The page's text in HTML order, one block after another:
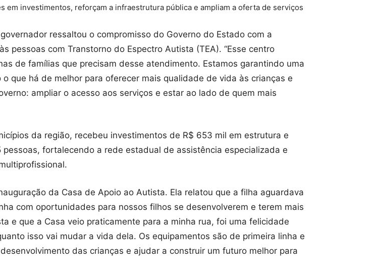
em investimentos, reforçam a infraestrutura pública e ampliam a oferta de serviços
ressaltou o compromisso do Governo do Estado com a
pessoas com Transtorno do Espectro Autista (TEA). “Esse centro
de famílias que precisam desse atendimento. Estamos garantindo uma
que há de melhor para oferecer mais qualidade de vida às crianças e
ampliar o acesso aos serviços e estar ao lado de quem mais
da região, recebeu investimentos de R$ 653 mil em estrutura e
fortalecendo a rede estadual de assistência especializada e
da Casa de Apoio ao Autista. Ela relatou que a filha aguardava
com oportunidades para nossos filhos se desenvolverem e terem mais
e que a Casa veio praticamente para a minha rua, foi uma felicidade
isso vai mudar a vida dela. Os equipamentos são de primeira linha e
das crianças e ajudar a construir um futuro melhor para